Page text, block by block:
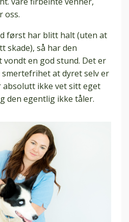
oss.
først har blitt halt (uten at
skade), så har den
en god stund. Det er
at dyret selv er
absolutt ikke vet sitt eget
den egentlig ikke tåler.